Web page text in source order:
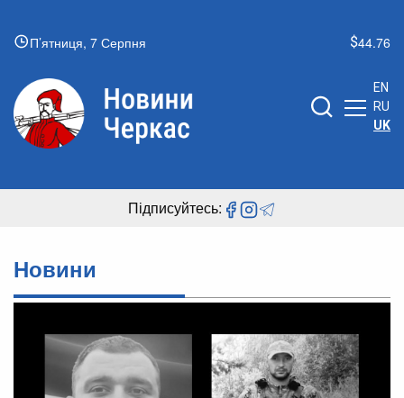
П’ятниця, 7 Серпня 44.76
EN
RU
UK
Підписуйтесь:
Новини